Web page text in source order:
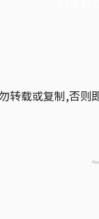
载或复制,否则